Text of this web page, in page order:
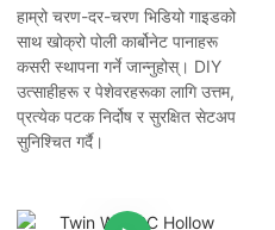
हाम्रो चरण-दर-चरण भिडियो गाइडको
साथ खोक्रो पोली कार्बोनेट पानाहरू
कसरी स्थापना गर्ने जान्नुहोस्। DIY
उत्साहीहरू र पेशेवरहरूका लागि उत्तम,
प्रत्येक पटक निर्दोष र सुरक्षित सेटअप
सुनिश्चित गर्दै।